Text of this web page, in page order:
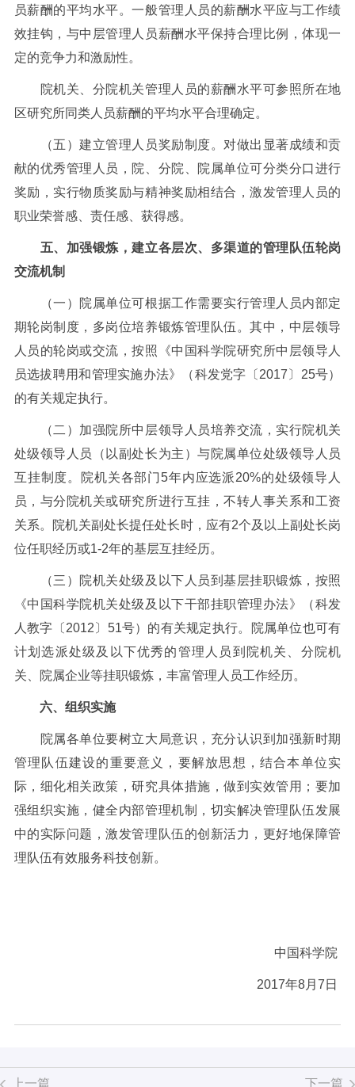
员薪酬的平均水平。一般管理人员的薪酬水平应与工作绩
效挂钩，与中层管理人员薪酬水平保持合理比例，体现一
定的竞争力和激励性。
院机关、分院机关管理人员的薪酬水平可参照所在地
区研究所同类人员薪酬的平均水平合理确定。
（五）建立管理人员奖励制度。对做出显著成绩和贡
献的优秀管理人员，院、分院、院属单位可分类分口进行
奖励，实行物质奖励与精神奖励相结合，激发管理人员的
职业荣誉感、责任感、获得感。
五、加强锻炼，建立各层次、多渠道的管理队伍轮岗
交流机制
（一）院属单位可根据工作需要实行管理人员内部定
期轮岗制度，多岗位培养锻炼管理队伍。其中，中层领导
人员的轮岗或交流，按照《中国科学院研究所中层领导人
员选拔聘用和管理实施办法》（科发党字〔 2017 〕 25号）
的有关规定执行。
（二）加强院所中层领导人员培养交流，实行院机关
处级领导人员（以副处长为主）与院属单位处级领导人员
互挂制度。院机关各部门 5年内应选派20%的处级领导人
员，与分院机关或研究所进行互挂，不转人事关系和工资
关系。院机关副处长提任处长时，应有2个及以上副处长岗
位任职经历或1-2年的基层互挂经历。
（三）院机关处级及以下人员到基层挂职锻炼，按照
《中国科学院机关处级及以下干部挂职管理办法》（科发
人教字〔 2012 〕 51号）的有关规定执行。院属单位也可有
计划选派处级及以下优秀的管理人员到院机关、分院机
关、院属企业等挂职锻炼，丰富管理人员工作经历。
六、组织实施
院属各单位要树立大局意识，充分认识到加强新时期
管理队伍建设的重要意义，要解放思想，结合本单位实
际，细化相关政策，研究具体措施，做到实效管用；要加
强组织实施，健全内部管理机制，切实解决管理队伍发展
中的实际问题，激发管理队伍的创新活力，更好地保障管
理队伍有效服务科技创新。
中国科学院
2017年8月7 日
上一篇 下一篇